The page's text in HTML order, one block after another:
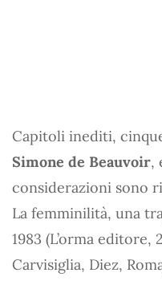
Capitoli inediti,
Simone de Beauvoir,
considerazioni sono
La femminilità, una
1983 (L’orma
Carvisiglia, Diez,